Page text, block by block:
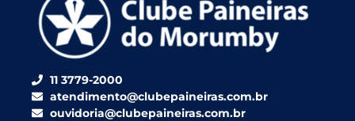
11 3779-2000
atendimento@clubepaineiras.com.br
ouvidoria@clubepaineiras.com.br